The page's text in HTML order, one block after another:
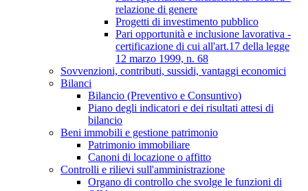
relazione di genere
Progetti di investimento pubblico
Pari opportunità e inclusione lavorativa -
certificazione di cui all'art.17 della legge
12 marzo 1999, n. 68
Sovvenzioni, contributi, sussidi, vantaggi economici
Bilanci
Bilancio (Preventivo e Consuntivo)
Piano degli indicatori e dei risultati attesi di
bilancio
Beni immobili e gestione patrimonio
Patrimonio immobiliare
Canoni di locazione o affitto
Controlli e rilievi sull'amministrazione
Organo di controllo che svolge le funzioni di